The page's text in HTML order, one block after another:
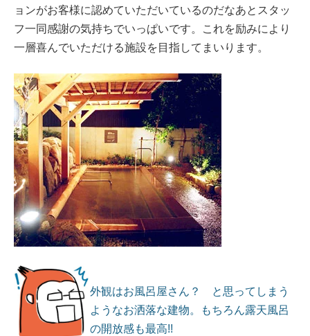
ョンがお客様に認めていただいているのだなあとスタッ
フ一同感謝の気持ちでいっぱいです。これを励みにより
一層喜んでいただける施設を目指してまいります。
外観はお風呂屋さん？ と思ってしまう
ようなお洒落な建物。もちろん露天風呂
の開放感も最高!!